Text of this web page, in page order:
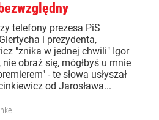
telefony prezesa PiS
i prezydenta,
"znika w jednej chwili" Igor
obraź się, mógłbyś u mnie
- te słowa usłyszał
od Jarosława...